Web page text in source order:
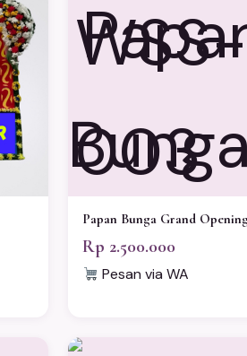
WSS-
003
Papan Bunga Grand
Rp 2.500.000
Pesan via WA